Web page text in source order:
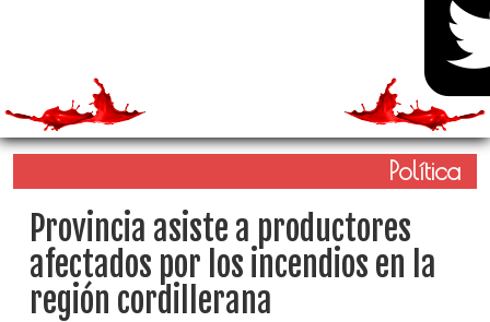
Política
Provincia asiste a productores
afectados por los incendios en la
región cordillerana